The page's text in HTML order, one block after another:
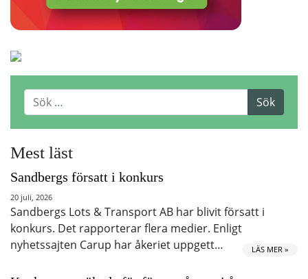
Mest läst
Sandbergs försatt i konkurs
20 juli, 2026
Sandbergs Lots & Transport AB har blivit försatt i
konkurs. Det rapporterar flera medier. Enligt
nyhetssajten Carup har åkeriet uppgett…
LÄS MER »